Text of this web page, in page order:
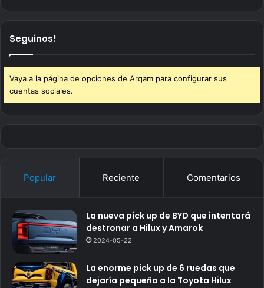
Seguinos!
Vaya a la página de opciones de Arqam para configurar sus
cuentas sociales.
Popular Reciente Comentarios
La nueva pick up de BYD que intentará
destronar a Hilux y Amarok
2024-05-22
La enorme pick up de 6 ruedas que
dejaría pequeña a la Toyota Hilux